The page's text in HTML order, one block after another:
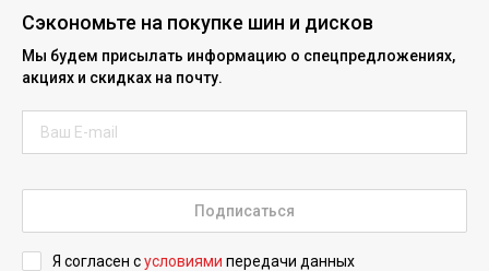
Сэкономьте на покупке шин и дисков
Мы будем присылать информацию о спецпредложениях,
акциях и скидках на почту.
Подписаться
Я согласен сусловиями передачи данных